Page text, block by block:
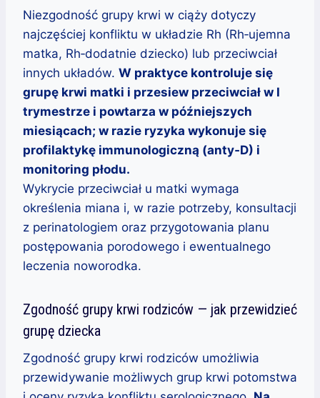
Niezgodność grupy krwi w ciąży dotyczy
najczęściej konfliktu w układzie Rh (Rh‑ujemna
matka, Rh‑dodatnie dziecko) lub przeciwciał
innych układów. W praktyce kontroluje się
grupę krwi matki i przesiew przeciwciał w I
trymestrze i powtarza w późniejszych
miesiącach; w razie ryzyka wykonuje się
profilaktykę immunologiczną (anty‑D) i
monitoring płodu.
Wykrycie przeciwciał u matki wymaga
określenia miana i, w razie potrzeby, konsultacji
z perinatologiem oraz przygotowania planu
postępowania porodowego i ewentualnego
leczenia noworodka.
Zgodność grupy krwi rodziców — jak przewidzieć
grupę dziecka
Zgodność grupy krwi rodziców umożliwia
przewidywanie możliwych grup krwi potomstwa